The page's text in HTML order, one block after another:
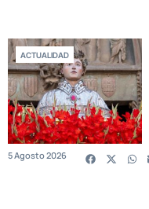
ACTUALIDAD
5 Agosto 2026